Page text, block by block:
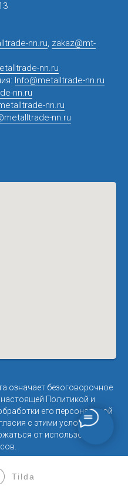
nn.ru, zakaz@mt-
nn.ru
Info@metalltrade-nn.ru
nn.ru
nn.ru
nn.ru
означает безоговорочное
Политикой и
его персональной
с этими условиями
от использования
Tilda